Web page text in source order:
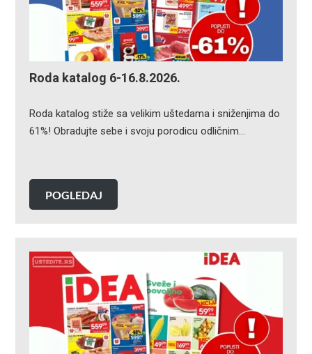
Roda katalog 6-16.8.2026.
Roda katalog stiže sa velikim uštedama i sniženjima do
61%! Obradujte sebe i svoju porodicu odličnim…
POGLEDAJ